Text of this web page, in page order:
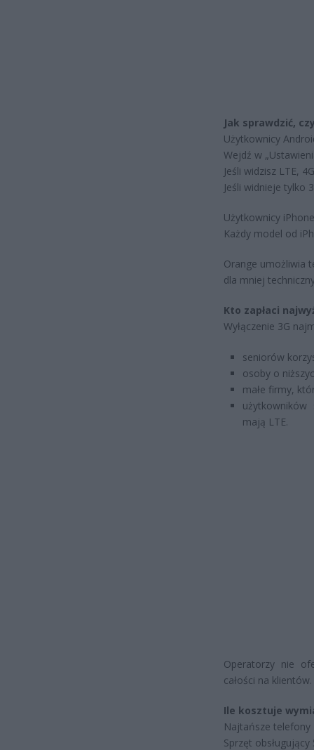
Jak sprawdzić,
Użytkownicy
Wejdź w
Jeśli widzisz LTE,
Jeśli widnieje tylko
Użytkownicy
Każdy model od
Orange umożliwia
dla mniej
Kto zapłaci
Wyłączenie 3G
seniorów
osoby o
małe firmy,
mają LTE.
Operatorzy nie
całości na klientów.
Ile kosztuje
Najtańsze telefony
Sprzęt